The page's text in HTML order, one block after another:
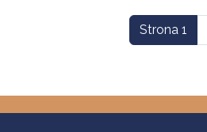
Strona 1